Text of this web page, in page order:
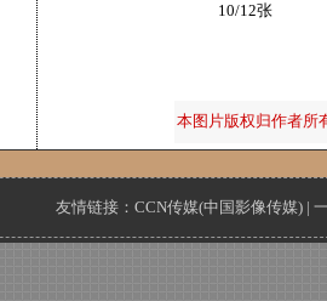
10/12张
本图片版权归作者所
友情链接： CCN传媒(中国影像传媒) |